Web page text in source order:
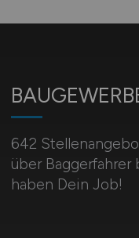
642
über Baggerfahrer
haben Dein Job!